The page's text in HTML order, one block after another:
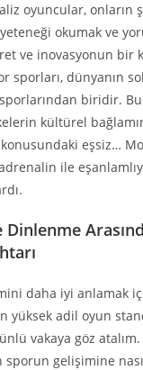
oyuncular, onların
okumak ve
ve inovasyonun bir
sporları, dünyanın
biridir.
kültürel
eşsiz…
ile
daha iyi anlamak
yüksek adil oyun
vakaya göz
sporun gelişimine